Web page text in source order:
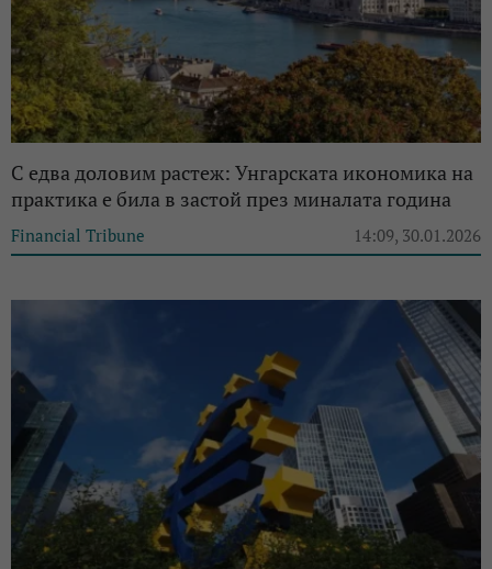
С едва доловим растеж: Унгарската икономика на
практика е била в застой през миналата година
Financial Tribune 14:09, 30.01.2026